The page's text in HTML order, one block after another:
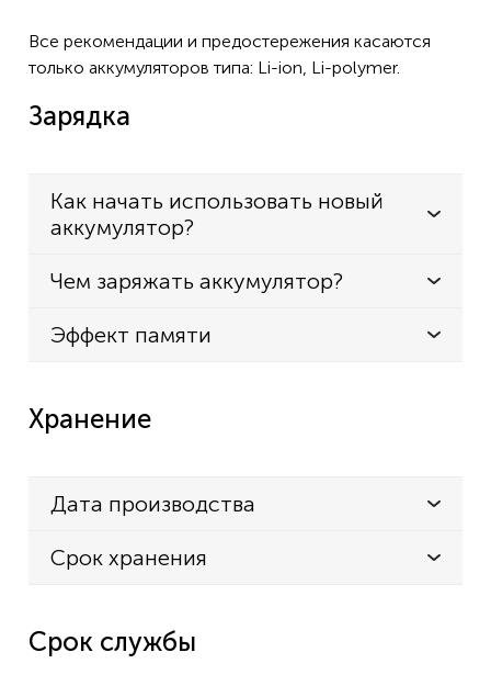
Все рекомендации и предостережения касаются
только аккумуляторов типа: Li-ion, Li-polymer.
Зарядка
Как начать использовать новый
аккумулятор?
Чем заряжать аккумулятор?
Эффект памяти
Хранение
Дата производства
Срок хранения
Срок службы